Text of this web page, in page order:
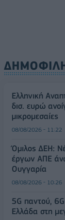
Ελληνική
δισ. ευρώ
μικρομεσαίες
08/08/2026 - 11:22
Όμιλος ΔΕΗ:
έργων ΑΠΕ
Ουγγαρία
08/08/2026 - 10:26
5G παντού,
Ελλάδα στη